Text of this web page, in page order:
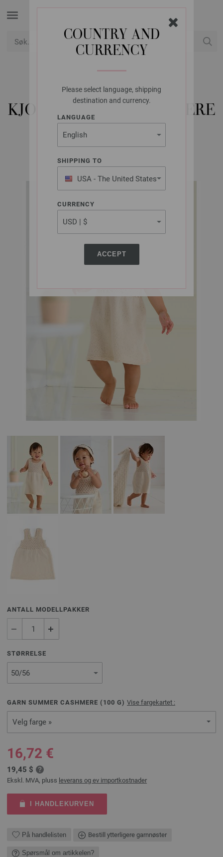
COUNTRY AND
CURRENCY
Please select language, shipping
destination and currency.
LANGUAGE
SHIPPING TO
USA - The United States
of America
CURRENCY
ACCEPT
LANA GROSSA
KJOLE SUMMER CASHMERE
INFANTI EDITION No. 6 | Modell 1
ANTALL MODELLPAKKER
STØRRELSE
GARN SUMMER CASHMERE ( 100 G) Vise fargekartet :
Velg farge »
16,72 €
19,45 $
Ekskl. MVA, pluss leverans og ev importkostnader
I HANDLEKURVEN
På handlelisten Bestill ytterligere garnnøster
Spørsmål om artikkelen?